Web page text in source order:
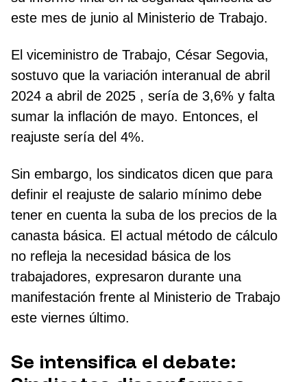
este mes de junio al Ministerio de Trabajo.
El viceministro de Trabajo, César Segovia,
sostuvo que la variación interanual de abril
2024 a abril de 2025 , sería de 3,6% y falta
sumar la inflación de mayo. Entonces, el
reajuste sería del 4%.
Sin embargo, los sindicatos dicen que para
definir el reajuste de salario mínimo debe
tener en cuenta la suba de los precios de la
canasta básica. El actual método de cálculo
no refleja la necesidad básica de los
trabajadores, expresaron durante una
manifestación frente al Ministerio de Trabajo
este viernes último.
Se intensifica el debate: